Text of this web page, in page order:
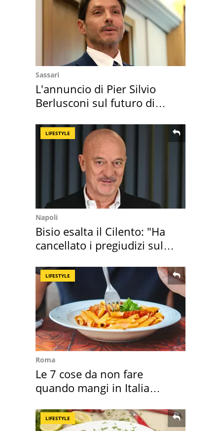
Sassari
L'annuncio di Pier Silvio
Berlusconi sul futuro di
LIFESTYLE
Napoli
Bisio esalta il Cilento: "Ha
cancellato i pregiudizi sul
LIFESTYLE
Roma
Le 7 cose da non fare
quando mangi in Italia
LIFESTYLE